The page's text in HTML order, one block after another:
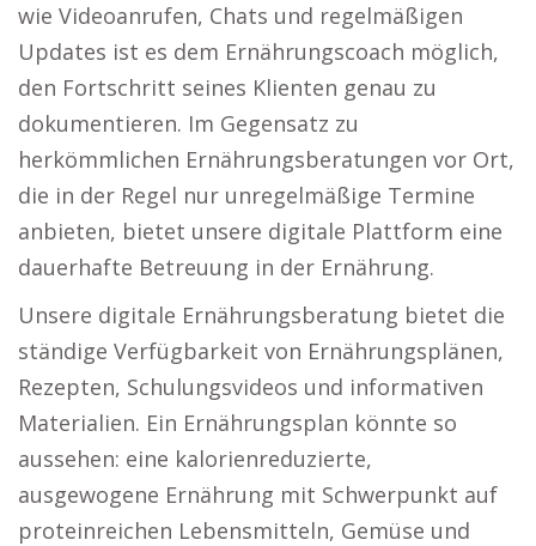
wie Videoanrufen, Chats und regelmäßigen
Updates ist es dem Ernährungscoach möglich,
den Fortschritt seines Klienten genau zu
dokumentieren. Im Gegensatz zu
herkömmlichen Ernährungsberatungen vor Ort,
die in der Regel nur unregelmäßige Termine
anbieten, bietet unsere digitale Plattform eine
dauerhafte Betreuung in der Ernährung.
Unsere digitale Ernährungsberatung bietet die
ständige Verfügbarkeit von Ernährungsplänen,
Rezepten, Schulungsvideos und informativen
Materialien. Ein Ernährungsplan könnte so
aussehen: eine kalorienreduzierte,
ausgewogene Ernährung mit Schwerpunkt auf
proteinreichen Lebensmitteln, Gemüse und